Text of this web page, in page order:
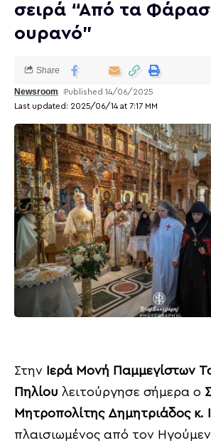
σειρά “Από τα
ουρανό”
Last updated: 2025/06/14 at 7:17 ΜΜ
Newsroom Published 14/06/2025
Share
Στην Ιερά Μονή Παμμεγίστων
Πηλίου λειτούργησε σήμερα ο
Μητροπολίτης Δημητριάδος κ.
πλαισιωμένος από τον